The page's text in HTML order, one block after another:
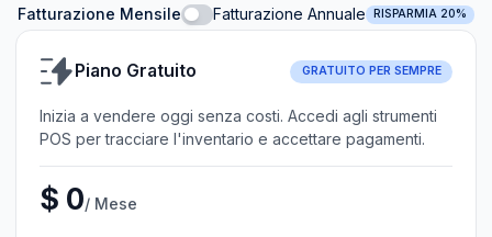
Fatturazione Mensile Fatturazione Annuale RISPARMIA 20%
Piano Gratuito GRATUITO PER SEMPRE
Inizia a vendere oggi senza costi. Accedi agli strumenti
POS per tracciare l'inventario e accettare pagamenti.
$ 0/ Mese